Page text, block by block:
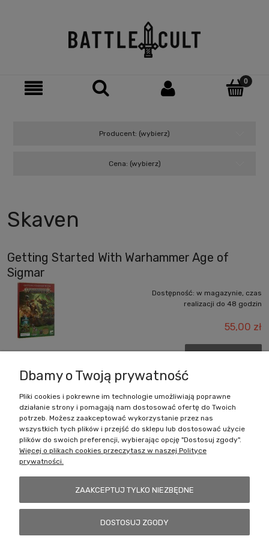
Producent: (wybierz)
Cena: (wybierz)
Skaven
Getting Started With Warhammer Age of
Sigmar
Dostępność: w magazynie, czas
realizacji do 48 godzin
55,00 zł
DO KOSZYKA
Zakupy
Pomoc
Dbamy o Twoją prywatność
Pliki cookies i pokrewne im technologie umożliwiają poprawne
działanie strony i pomagają nam dostosować ofertę do Twoich
potrzeb. Możesz zaakceptować wykorzystanie przez nas
wszystkich tych plików i przejść do sklepu lub dostosować użycie
plików do swoich preferencji, wybierając opcję "Dostosuj zgody".
Więcej o plikach cookies przeczytasz w naszej Polityce
prywatności.
ZAAKCEPTUJ TYLKO NIEZBĘDNE
DOSTOSUJ ZGODY